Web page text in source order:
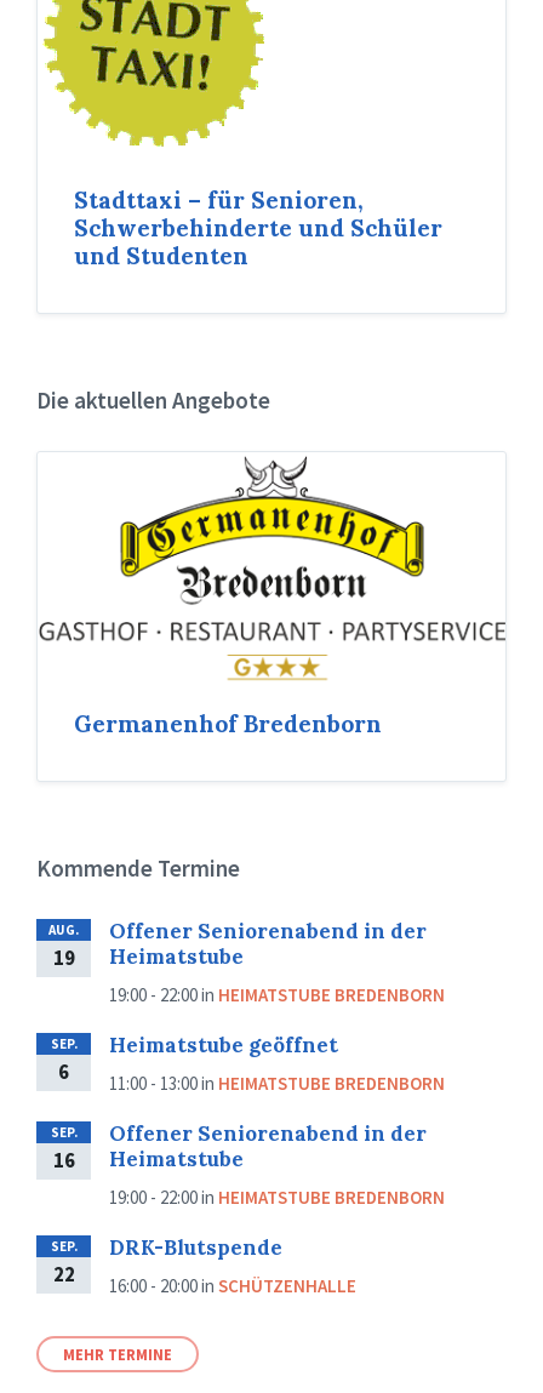
Stadttaxi – für Senioren,
Schwerbehinderte und Schüler
und Studenten
Die aktuellen Angebote
Germanenhof Bredenborn
Kommende Termine
AUG.
19
Offener Seniorenabend in der
Heimatstube
19:00 - 22:00in HEIMATSTUBE BREDENBORN
SEP.
6
Heimatstube geöffnet
11:00 - 13:00in HEIMATSTUBE BREDENBORN
SEP.
16
Offener Seniorenabend in der
Heimatstube
19:00 - 22:00in HEIMATSTUBE BREDENBORN
SEP.
22
DRK-Blutspende
16:00 - 20:00in SCHÜTZENHALLE
MEHR TERMINE